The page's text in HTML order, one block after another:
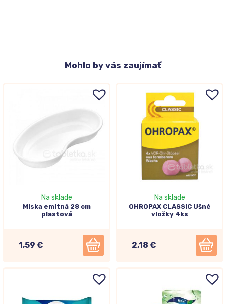
Mohlo by vás zaujímať
Na sklade
Miska emitná 28 cm
plastová
1,59 €
Na sklade
OHROPAX CLASSIC Ušné
vložky 4ks
2,18 €